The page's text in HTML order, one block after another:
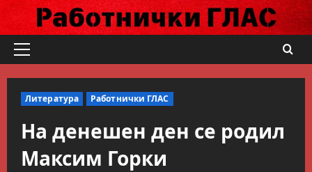
Skip
content
Primary
Литература Работнички ГЛАС
На денешен ден се родил
Максим Горки